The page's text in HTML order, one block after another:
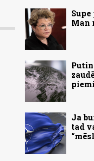
Man
Ja
tad